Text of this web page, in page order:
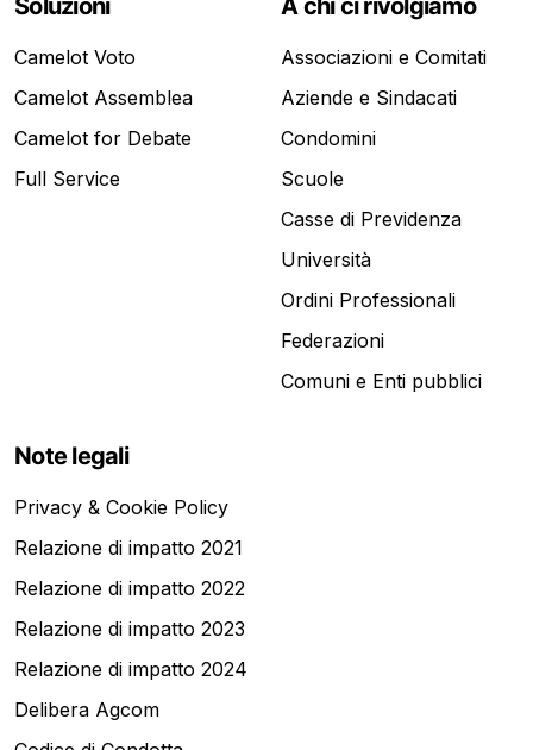
Soluzioni
Camelot Voto
Camelot Assemblea
Camelot for Debate
Full Service
A chi ci rivolgiamo
Associazioni e Comitati
Aziende e Sindacati
Condomini
Scuole
Casse di Previdenza
Università
Ordini Professionali
Federazioni
Comuni e Enti pubblici
Note legali
Privacy & Cookie Policy
Relazione di impatto 2021
Relazione di impatto 2022
Relazione di impatto 2023
Relazione di impatto 2024
Delibera Agcom